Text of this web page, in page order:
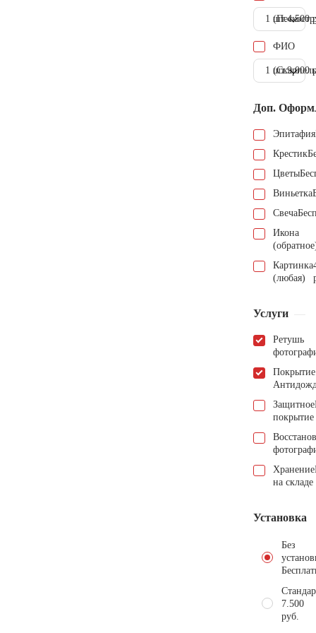
1 шт.4.500
ФИО
1 шт.9.000
Доп.
Эпитафия
Крестик
Цветы
Виньетка
Свеча
Икона
Картинка
(любая)
Услуги
Ретушь
Покрытие
Защитное
покрытие
Хранение
на складе
Установка
Без
7.500
руб.